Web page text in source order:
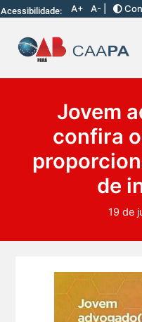
Acessibilidade: A+ A- |
Jovem
confira
de
19 de